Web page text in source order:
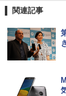
関連記事